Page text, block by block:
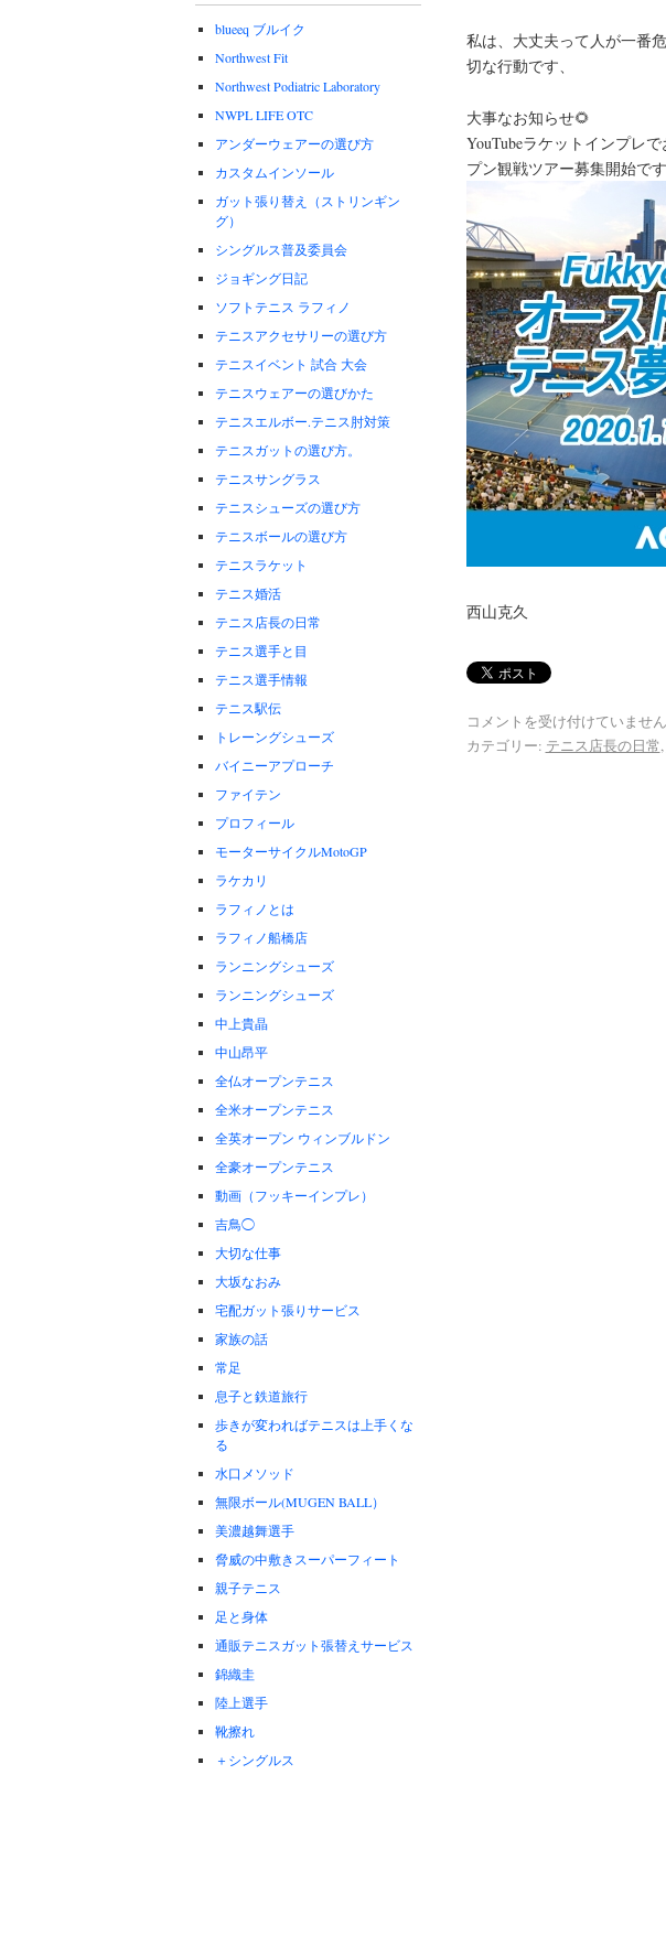
私は、大丈夫って人が一番
切な行動です、
大事なお知らせ🌻
YouTubeラケットインプレ
プン観戦ツアー募集開始で
西山克久
コメントを受け付けていません
カテゴリー: テニス店長の日常,
blueeq ブルイク
Northwest Fit
Northwest Podiatric Laboratory
NWPL LIFE OTC
アンダーウェアーの選び方
カスタムインソール
ガット張り替え（ストリンギン
グ）
シングルス普及委員会
ジョギング日記
ソフトテニス ラフィノ
テニスアクセサリーの選び方
テニスイベント 試合 大会
テニスウェアーの選びかた
テニスエルボー.テニス肘対策
テニスガットの選び方。
テニスサングラス
テニスシューズの選び方
テニスボールの選び方
テニスラケット
テニス婚活
テニス店長の日常
テニス選手と目
テニス選手情報
テニス駅伝
トレーングシューズ
バイニーアプローチ
ファイテン
プロフィール
モーターサイクルMotoGP
ラケカリ
ラフィノとは
ラフィノ船橋店
ランニングシューズ
ランニングシューズ
中上貴晶
中山昂平
全仏オープンテニス
全米オープンテニス
全英オープン ウィンブルドン
全豪オープンテニス
動画（フッキーインプレ）
吉鳥◯
大切な仕事
大坂なおみ
宅配ガット張りサービス
家族の話
常足
息子と鉄道旅行
歩きが変わればテニスは上手くな
る
水口メソッド
無限ボール(MUGEN BALL）
美濃越舞選手
脅威の中敷きスーパーフィート
親子テニス
足と身体
通販テニスガット張替えサービス
錦織圭
陸上選手
靴擦れ
＋シングルス